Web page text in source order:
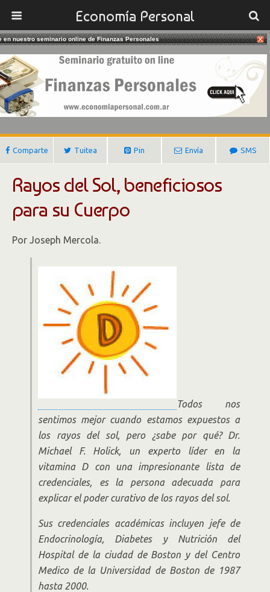
Economía Personal
18/06/2018
El Sol Y La Vitamina D
Gustavo Ibañez Padilla
Comparte Tuitea Pin Envía SMS
Rayos del Sol, beneficiosos
para su Cuerpo
Por Joseph Mercola.
Todos nos
sentimos mejor cuando estamos expuestos a
los rayos del sol, pero ¿sabe por qué? Dr.
Michael F. Holick, un experto líder en la
vitamina D con una impresionante lista de
credenciales, es la persona adecuada para
explicar el poder curativo de los rayos del sol.
Sus credenciales académicas incluyen jefe de
Endocrinología, Diabetes y Nutrición del
Hospital de la ciudad de Boston y del Centro
Medico de la Universidad de Boston de 1987
hasta 2000.
en nuestro seminario online de Finanzas Personales